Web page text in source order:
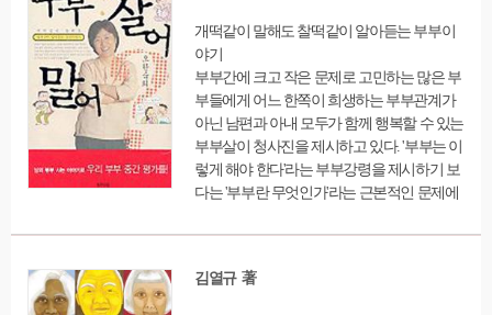
를 지닌 이들에게 자존감의 높고 낮음에 집착
하는 프레임에서 벗어나 지금의 나를 너그럽
게 바라보는 마음이 매일 조금씩 괜찮은 나로
변화하는데 가장 효과적이라는 사실을 심리
학적으로, 그리고 과학적으로 입증한다. 저자
는 우선 뇌과학자의 시선으로 정신적 고통의
원인을 친절하게 설명하면서 정신적 상처가
뇌에 어떤 영향을 미치는지, 어떻게 해야 뇌의
심리학자로서 직접 상담한 사례들을 소개하
는 장면에서는 실제 대화에서 오갔던 단어나
개떡같이 말해도 찰떡같이 알아듣는 부부이
야기
부부간에 크고 작은 문제로 고민하는 많은 부
부들에게 어느 한쪽이 희생하는 부부관계가
아닌 남편과 아내 모두가 함께 행복할 수 있는
부부살이 청사진을 제시하고 있다. '부부는 이
렇게 해야 한다'라는 부부강령을 제시하기 보
다는 '부부란 무엇인가'라는 근본적인 문제에
관계를 의도적으로 맺어지는 인간관계로 규
예의와 배려를 갖추고 상대방을 대하는 것만
김열규 著